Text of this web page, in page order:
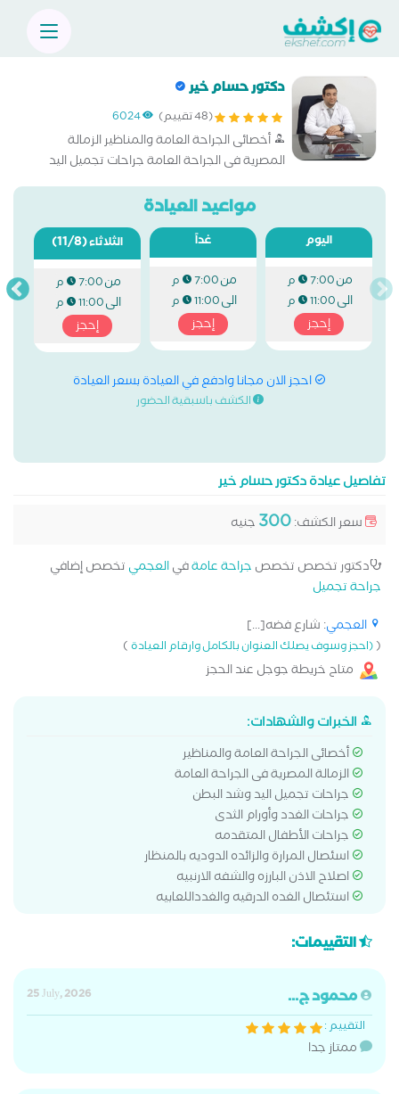
دكتور حسام خير
(48 تقييم) 6024
أخصائى الجراحة العامة والمناظير الزمالة
المصرية فى الجراحة العامة جراحات تجميل اليد
وشد البطن جراحات الغدد وأورام الثدى جراحات
الأطفال المتقدمة
مواعيد العيادة
اليوم
من7:00 م
الى11:00 م
إحجز
غداً
من7:00 م
الى11:00 م
إحجز
الثلاثاء(11/8)
من7:00 م
الى11:00 م
إحجز
احجز الان مجانا وادفع في العيادة بسعر العيادة
الكشف باسبقية الحضور
تفاصيل عيادة دكتور حسام خير
سعر الكشف:300 جنيه
دكتور تخصص تخصص جراحة عامةفيالعجمي تخصص إضافي
جراحة تجميل
العجمي: شارع فضه[...]
((احجز وسوف يصلك العنوان بالكامل وارقام العيادة)
متاح خريطة جوجل عند الحجز
الخبرات والشهادات:
أخصائى الجراحة العامة والمناظير
الزمالة المصرية فى الجراحة العامة
جراحات تجميل اليد وشد البطن
جراحات الغدد وأورام الثدى
جراحات الأطفال المتقدمه
اسئصال المرارة والزائده الدوديه بالمنظار
اصلاح الاذن البارزه والشفه الارنبيه
استئصال الغده الدرقيه والغدداللعابيه
التقييمات:
محمود ج...
25 July, 2026
التقييم :
ممتاز جدا